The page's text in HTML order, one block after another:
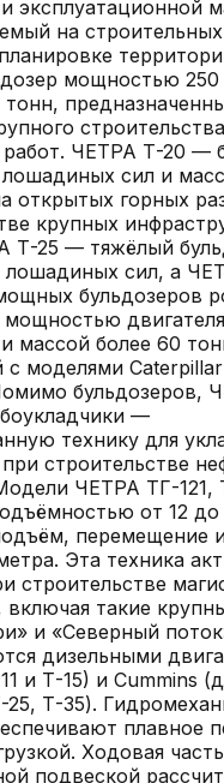
эксплуатационной
на
мощностью
ЧЕТРА Т-20 —
сил и
открытых горных
крупных
Т-25 — тяжёлый
сил, а
бульдозеров
массой более 60
моделями
бульдозеров,
—
технику для
строительстве
ЧЕТРА ТГ-121,
от 12
перемещение
Эта техника
строительстве
такие
и «Северный
дизельными
и Т-15) и Cummins
Т-35).
плавное
Ходовая
подвеской